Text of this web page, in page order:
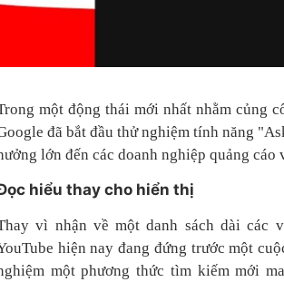
một động thái mới nhất nhằm củng
đã bắt đầu thử nghiệm tính năng
lớn đến các doanh nghiệp quảng cáo
hiểu thay cho hiển thị
vì nhận về một danh sách dài các
hiện nay đang đứng trước một
một phương thức tìm kiếm mới